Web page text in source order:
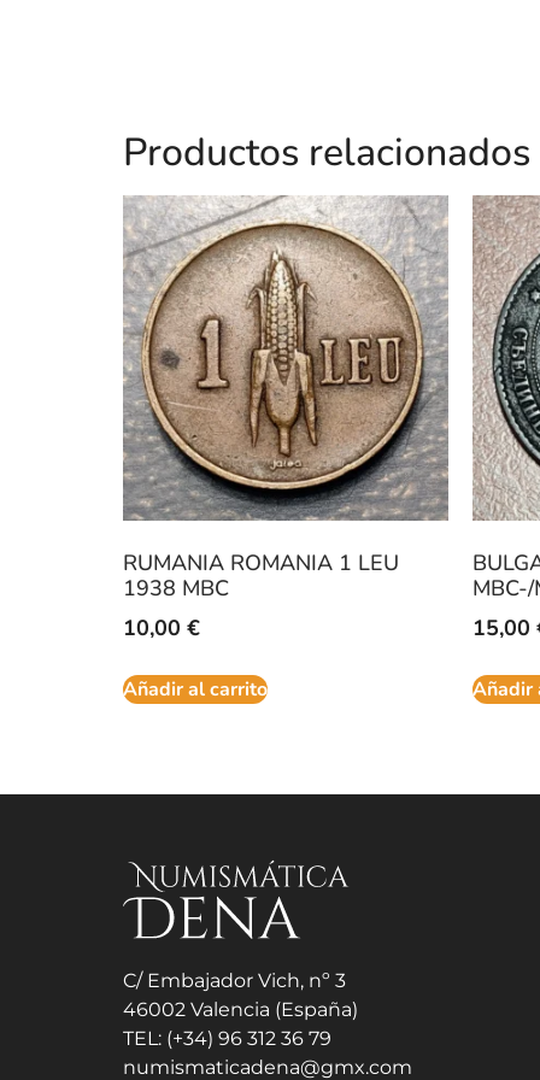
Productos relacionados
RUMANIA ROMANIA 1 LEU
1938 MBC
10,00 €
Añadir al carrito
MBC-/
15,00
Añadir
C/ Embajador Vich, nº 3
46002 Valencia (España)
TEL: (+34) 96 312 36 79
numismaticadena@gmx.com